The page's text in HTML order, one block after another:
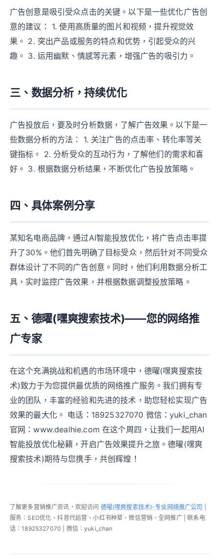
广告创意是吸引受众点击的关键。以下是一些优化广告创
意的建议： 1. 使用高质量的图片和视频，提升视觉效
果。 2. 突出产品或服务的特点和优势，引起受众的兴
趣。 3. 运用幽默、情感等元素，增强广告的吸引力。
三、数据分析，持续优化
广告投放后，要及时分析数据，了解广告效果。以下是一
些数据分析的方法： 1. 关注广告的点击率、转化率等关
键指标。 2. 分析受众的互动行为，了解他们的需求和喜
好。 3. 根据数据分析结果，不断优化广告投放策略。
四、具体案例分享
某知名电商品牌，通过AI智能投放优化，将广告点击率提
升了30%。他们首先明确了目标受众，然后针对不同受众
群体设计了不同的广告创意。同时，他们利用数据分析工
具，实时监控广告效果，并根据数据调整投放策略。
五、德曜(嘿爽搜索技术)——您的网络推
广专家
在这个充满挑战和机遇的市场环境中，德曜(嘿爽搜索技
术)致力于为您提供最优质的网络推广服务。我们拥有专
业的团队，丰富的经验和先进的技术，助您轻松实现广告
效果的最大化。 电话：18925327070 微信：yuki_chan
官网：www.dealhie.com 在这个周四，让我们一起用AI
智能投放优化秘籍，开启广告效果提升之旅。德曜(嘿爽
搜索技术)期待与您携手，共创辉煌！
了解更多营销推广资讯，欢迎访问 德曜(嘿爽搜索技术)-专业网络推广公司
服务：SEO优化、抖音代运营、小红书种草、微信营销、全网推广 | 联系电
话：18925327070 | 微信：yuki_chan